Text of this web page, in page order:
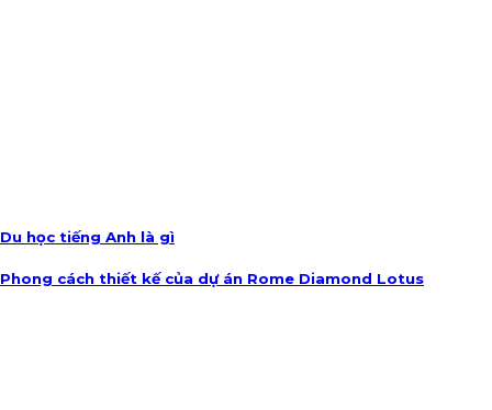
Du học tiếng Anh là gì
Phong cách thiết kế của dự án Rome Diamond Lotus